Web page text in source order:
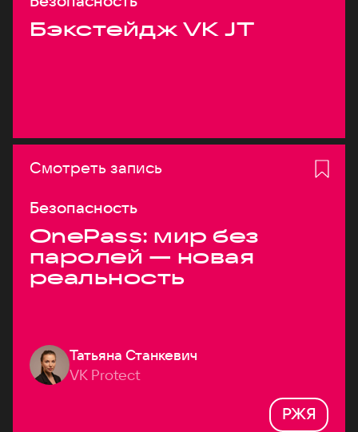
Бэкстейдж VK JT
Смотреть запись
Безопасность
OnePass: мир без
паролей — новая
реальность
Татьяна Станкевич
VK Protect
РЖЯ